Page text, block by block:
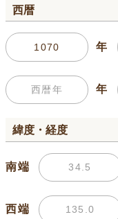
西暦
年
年
緯度・経度
南端
西端